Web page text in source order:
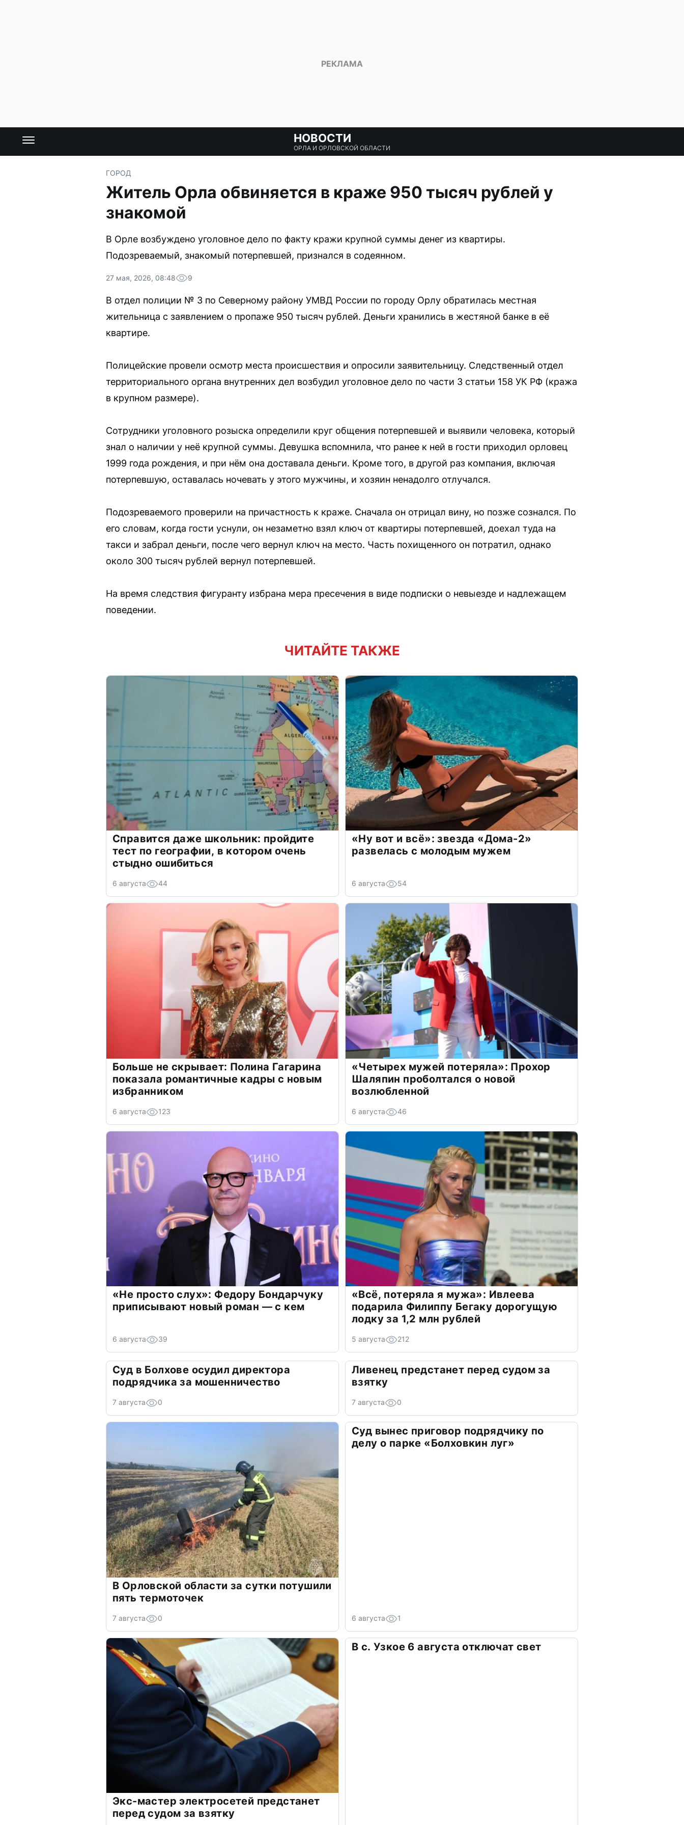
НОВОСТИ
ОРЛА И ОРЛОВСКОЙ ОБЛАСТИ
ГОРОД
Житель Орла обвиняется в краже 950 тысяч рублей у
знакомой
В Орле возбуждено уголовное дело по факту кражи крупной суммы денег из квартиры.
Подозреваемый, знакомый потерпевшей, признался в содеянном.
27 мая, 2026, 08:48 9
В отдел полиции № 3 по Северному району УМВД России по городу Орлу обратилась местная
жительница с заявлением о пропаже 950 тысяч рублей. Деньги хранились в жестяной банке в её
квартире.
Полицейские провели осмотр места происшествия и опросили заявительницу. Следственный отдел
территориального органа внутренних дел возбудил уголовное дело по части 3 статьи 158 УК РФ (кража
в крупном размере).
Сотрудники уголовного розыска определили круг общения потерпевшей и выявили человека, который
знал о наличии у неё крупной суммы. Девушка вспомнила, что ранее к ней в гости приходил орловец
1999 года рождения, и при нём она доставала деньги. Кроме того, в другой раз компания, включая
потерпевшую, оставалась ночевать у этого мужчины, и хозяин ненадолго отлучался.
Подозреваемого проверили на причастность к краже. Сначала он отрицал вину, но позже сознался. По
его словам, когда гости уснули, он незаметно взял ключ от квартиры потерпевшей, доехал туда на
такси и забрал деньги, после чего вернул ключ на место. Часть похищенного он потратил, однако
около 300 тысяч рублей вернул потерпевшей.
На время следствия фигуранту избрана мера пресечения в виде подписки о невыезде и надлежащем
поведении.
ЧИТАЙТЕ ТАКЖЕ
Справится даже школьник: пройдите
тест по географии, в котором очень
стыдно ошибиться
6 августа 44
«Ну вот и всё»: звезда «Дома-2»
развелась с молодым мужем
6 августа 54
Больше не скрывает: Полина Гагарина
показала романтичные кадры с новым
избранником
6 августа 123
«Четырех мужей потеряла»: Прохор
Шаляпин проболтался о новой
возлюбленной
6 августа 46
«Не просто слух»: Федору Бондарчуку
приписывают новый роман — с кем
6 августа 39
«Всё, потеряла я мужа»: Ивлеева
подарила Филиппу Бегаку дорогущую
лодку за 1,2 млн рублей
5 августа 212
Суд в Болхове осудил директора
подрядчика за мошенничество
7 августа 0
Ливенец предстанет перед судом за
взятку
7 августа 0
В Орловской области за сутки потушили
пять термоточек
7 августа 0
Суд вынес приговор подрядчику по
делу о парке «Болховкин луг»
6 августа 1
Экс-мастер электросетей предстанет
перед судом за взятку
В с. Узкое 6 августа отключат свет